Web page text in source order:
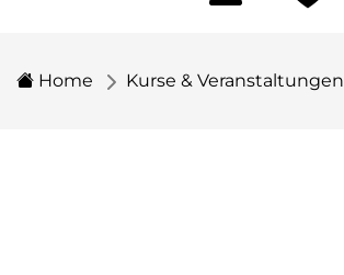
Home Kurse & Veranstaltungen